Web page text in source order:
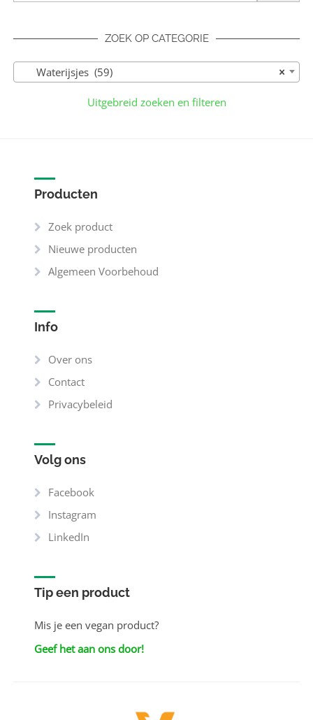
ZOEK OP CATEGORIE
×
Waterijsjes (59)
Uitgebreid zoeken en filteren
Producten
Zoek product
Nieuwe producten
Algemeen Voorbehoud
Info
Over ons
Contact
Privacybeleid
Volg ons
Facebook
Instagram
LinkedIn
Tip een product
Mis je een vegan product?
Geef het aan ons door!